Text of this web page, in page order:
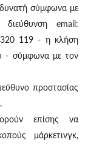
δυνατή σύμφωνα με
email:
320 119 - η κλήση
- σύμφωνα με τον
προστασίας
επίσης να
μάρκετινγκ,